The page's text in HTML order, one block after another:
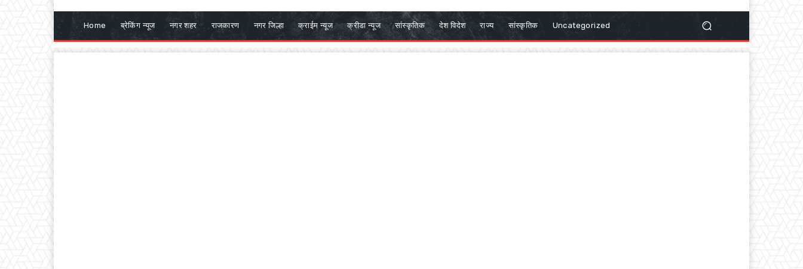
Home ब्रेकिंग न्यूज नगर शहर राजकारण नगर जिल्हा क्राईम न्यूज क्रीडा न्यूज सांस्कृतिक देश विदेश राज्य सांस्कृतिक Uncategorized